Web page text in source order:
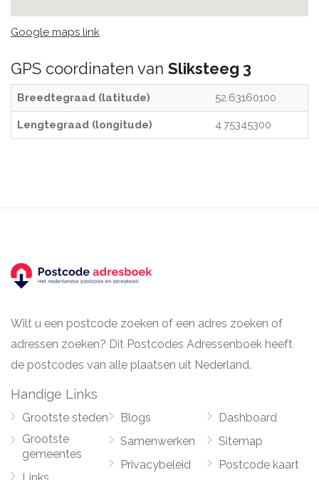
Google maps link
GPS coordinaten van Sliksteeg 3
Breedtegraad (latitude) 52.63160100
Lengtegraad (longitude) 4.75345300
Wilt u een postcode zoeken of een adres zoeken of
adressen zoeken? Dit Postcodes Adressenboek heeft
de postcodes van alle plaatsen uit Nederland.
Handige Links
Grootste steden
Grootste
gemeentes
Blogs
Samenwerken
Privacybeleid
Dashboard
Sitemap
Postcode kaart